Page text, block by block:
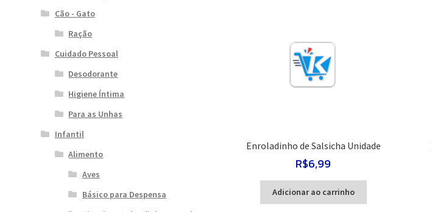
Enroladinho de Salsicha Unidade
R$6,99
Adicionar ao carrinho
Cão - Gato
Ração
Cuidado Pessoal
Desodorante
Higiene Íntima
Para as Unhas
Infantil
Alimento
Aves
Básico para Despensa